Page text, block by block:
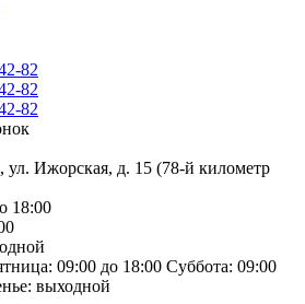
82
82
82
ул. Ижорская, д. 15 (78-й километр
18:00
09:00 до 18:00 Суббота: 09:00
выходной